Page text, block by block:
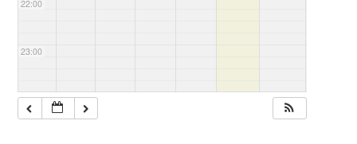
22:00
23:00